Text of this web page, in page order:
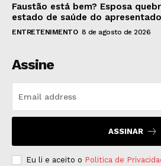
Faustão está bem? Esposa
estado de saúde do
ENTRETENIMENTO 8 de agosto de 2026
Assine
ASSINAR
Eu li e aceito o Politica de